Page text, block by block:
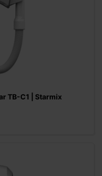
TB-C1 | Starmix